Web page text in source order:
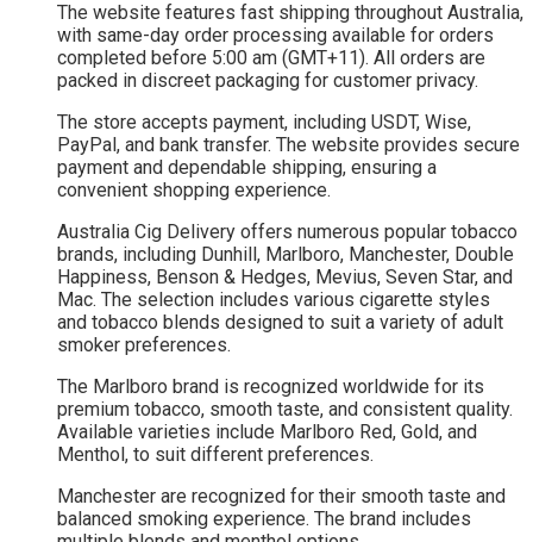
The website features fast shipping throughout Australia,
with same-day order processing available for orders
completed before 5:00 am (GMT+11). All orders are
packed in discreet packaging for customer privacy.
The store accepts payment, including USDT, Wise,
PayPal, and bank transfer. The website provides secure
payment and dependable shipping, ensuring a
convenient shopping experience.
Australia Cig Delivery offers numerous popular tobacco
brands, including Dunhill, Marlboro, Manchester, Double
Happiness, Benson & Hedges, Mevius, Seven Star, and
Mac. The selection includes various cigarette styles
and tobacco blends designed to suit a variety of adult
smoker preferences.
The Marlboro brand is recognized worldwide for its
premium tobacco, smooth taste, and consistent quality.
Available varieties include Marlboro Red, Gold, and
Menthol, to suit different preferences.
Manchester are recognized for their smooth taste and
balanced smoking experience. The brand includes